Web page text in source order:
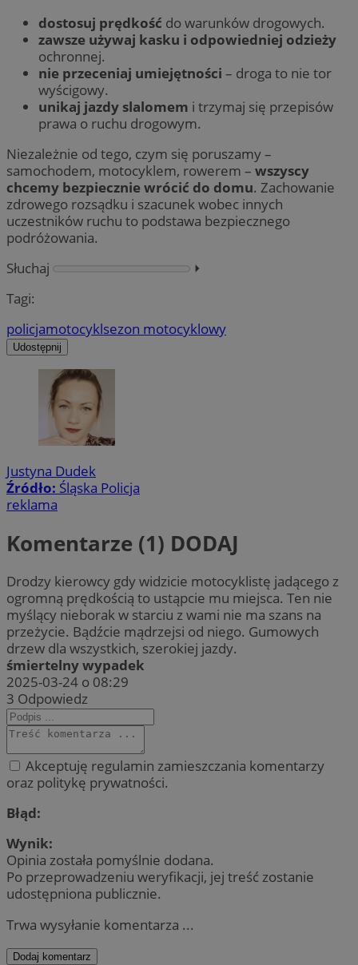
dostosuj prędkość do warunków drogowych.
zawsze używaj kasku i odpowiedniej odzieży
ochronnej.
nie przeceniaj umiejętności – droga to nie tor
wyścigowy.
unikaj jazdy slalomem i trzymaj się przepisów
prawa o ruchu drogowym.
Niezależnie od tego, czym się poruszamy –
samochodem, motocyklem, rowerem – wszyscy
chcemy bezpiecznie wrócić do domu. Zachowanie
zdrowego rozsądku i szacunek wobec innych
uczestników ruchu to podstawa bezpiecznego
podróżowania.
Słuchaj
⏵︎
Tagi:
policjamotocyklsezon motocyklowy
Udostępnij
Justyna Dudek
Źródło: Śląska Policja
reklama
Komentarze (1) DODAJ
Drodzy kierowcy gdy widzicie motocyklistę jadącego z
ogromną prędkością to ustąpcie mu miejsca. Ten nie
myślący nieborak w starciu z wami nie ma szans na
przeżycie. Bądźcie mądrzejsi od niego. Gumowych
drzew dla wszystkich, szerokiej jazdy.
śmiertelny wypadek
2025-03-24 o 08:29
3 Odpowiedz
Akceptuję regulamin zamieszczania komentarzy
oraz politykę prywatności.
Błąd:
Wynik:
Opinia została pomyślnie dodana.
Po przeprowadzeniu weryfikacji, jej treść zostanie
udostępniona publicznie.
Trwa wysyłanie komentarza ...
Dodaj komentarz